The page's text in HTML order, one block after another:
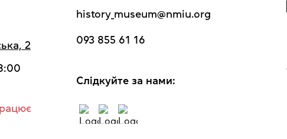
2
history_museum@nmiu.org
093 855 61 16
Cлідкуйте за нами: